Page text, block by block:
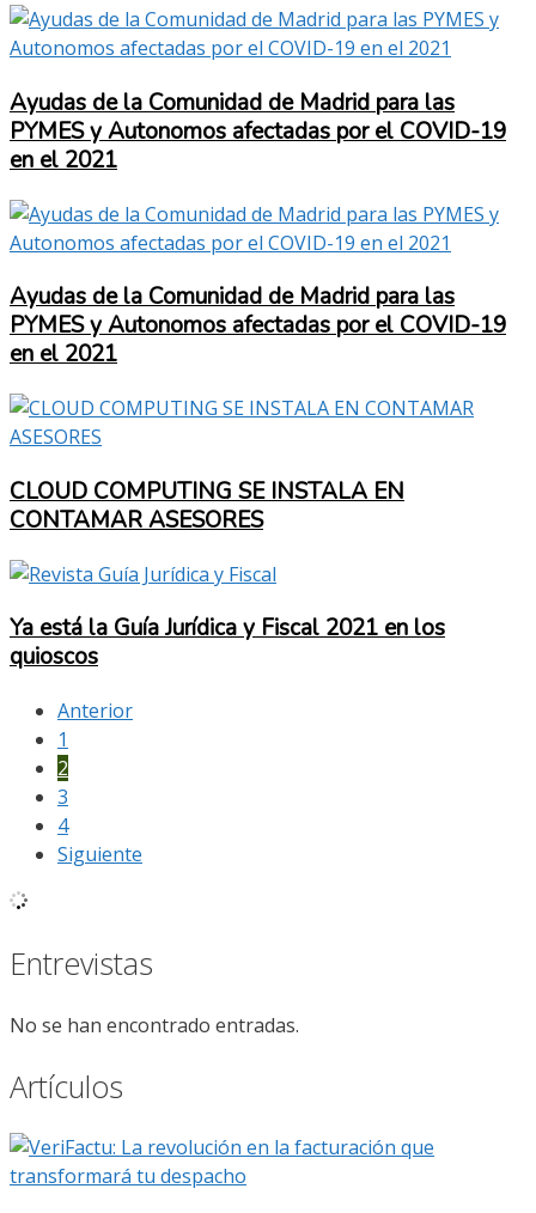
Ayudas de la Comunidad de Madrid para las
PYMES y Autonomos afectadas por el COVID-19
en el 2021
Ayudas de la Comunidad de Madrid para las
PYMES y Autonomos afectadas por el COVID-19
en el 2021
CLOUD COMPUTING SE INSTALA EN
CONTAMAR ASESORES
Ya está la Guía Jurídica y Fiscal 2021 en los
quioscos
Anterior
1
2
3
4
Siguiente
Entrevistas
No se han encontrado entradas.
Artículos